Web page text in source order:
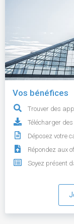
Vos bénéfices
Trouver des
Télécharger
Déposez votre
Répondez aux
Soyez présent